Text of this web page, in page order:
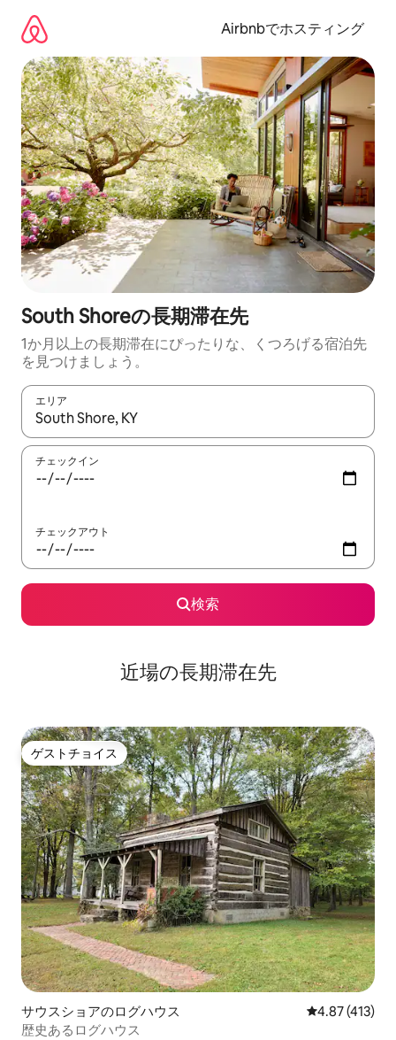
Airbnbでホスティング
South Shoreの長期滞在先
1か月以上の長期滞在にぴったりな、くつろげる宿泊先
を見つけましょう。
エリア
検索結果が表示されたら、上下の矢印キーを使って移動するか
チェックイン
チェックアウト
検索
近場の長期滞在先
ゲストチョイス
ゲストチョイス
サウスショアのログハウス レビュー413
4.87 (413)
歴史あるログハウス